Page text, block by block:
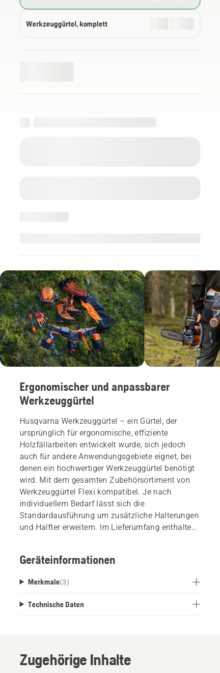
Werkzeuggürtel, komplett
Ergonomischer und anpassbarer
Werkzeuggürtel
Husqvarna Werkzeuggürtel – ein Gürtel, der
ursprünglich für ergonomische, effiziente
Holzfällarbeiten entwickelt wurde, sich jedoch
auch für andere Anwendungsgebiete eignet, bei
denen ein hochwertiger Werkzeuggürtel benötigt
wird. Mit dem gesamten Zubehörsortiment von
Werkzeuggürtel Flexi kompatibel. Je nach
individuellem Bedarf lässt sich die
Standardausführung um zusätzliche Halterungen
und Halfter erweitern. Im Lieferumfang enthalten:
Forstmaßband 15m. Die Schnellverschluss-
des Gürtels und das individuelle Einstellen der
Geräteinformationen
Merkmale(3)
Technische Daten
Zugehörige Inhalte